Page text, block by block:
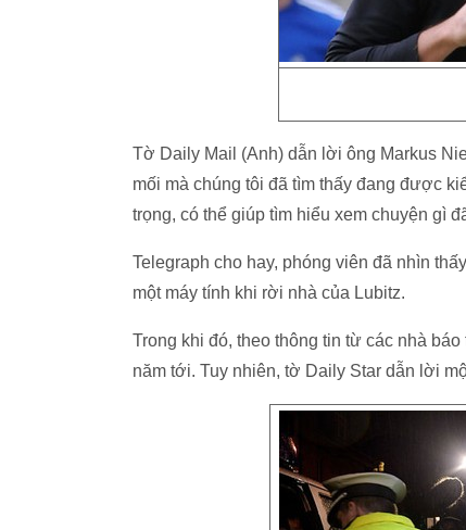
Tờ Daily Mail (Anh) dẫn lời ông Markus
mối mà chúng tôi đã tìm thấy đang được
trọng, có thể giúp tìm hiểu xem chuyện gì
Telegraph cho hay, phóng viên đã nhìn
một máy tính khi rời nhà của Lubitz.
Trong khi đó, theo thông tin từ các nhà
năm tới. Tuy nhiên, tờ Daily Star dẫn lời